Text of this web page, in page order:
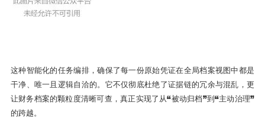
这种智能化的任务编排，确保了每一份原始凭证在全局档案视图中都是
干净、唯一且逻辑自洽的。它不仅彻底杜绝了证据链的冗余与混乱，更
让财务档案的颗粒度清晰可查，真正实现了从“被动归档”到“主动治理”
的跨越。